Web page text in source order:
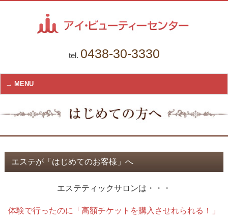
tel. 0438-30-3330
MENU
エステが「はじめてのお客様」へ
エステティックサロンは・・・
体験で行ったのに「高額チケットを購入させれられる！」